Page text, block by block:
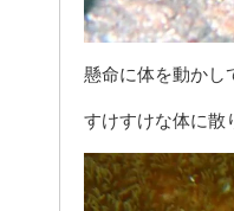
懸命に体を動かし
すけすけな体に散